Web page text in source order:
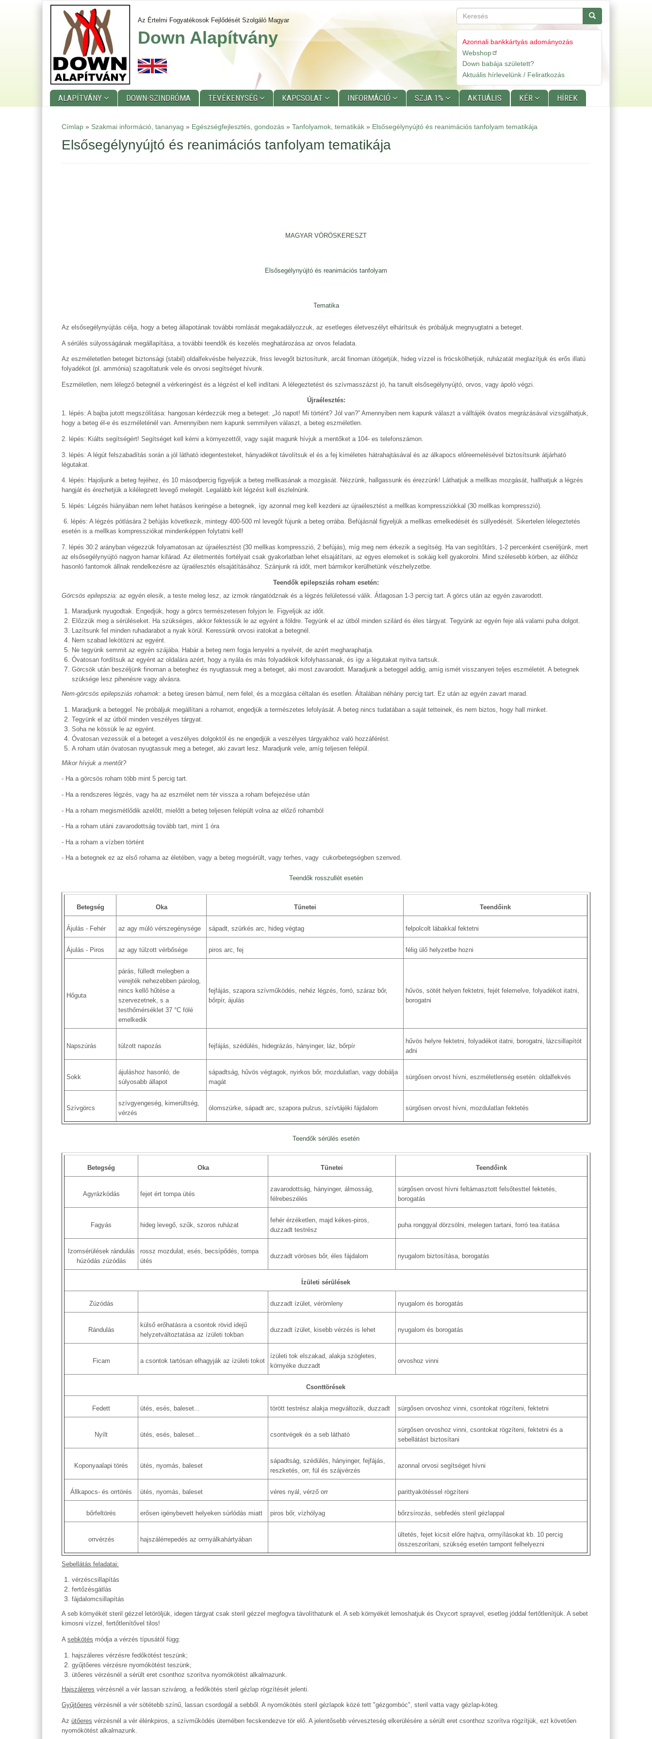
Az Értelmi Fogyatékosok Fejlődését Szolgáló Magyar
Down Alapítvány
Keresés Keresés
Gyorslinkek
Azonnali bankkártyás adományozás
Webshop
Down babája született?
Aktuális hírlevelünk / Feliratkozás
menu
ALAPÍTVÁNY DOWN-SZINDRÓMA TEVÉKENYSÉG KAPCSOLAT INFORMÁCIÓ SZJA 1% AKTUÁLIS KÉR HÍREK
Címlap » Szakmai információ, tananyag » Egészségfejlesztés, gondozás » Tanfolyamok, tematikák » Elsősegélynyújtó és reanimációs tanfolyam tematikája
Elsősegélynyújtó és reanimációs tanfolyam tematikája
MAGYAR VÖRÖSKERESZT
Elsősegélynyújtó és reanimációs tanfolyam
Tematika
Az elsősegélynyújtás célja, hogy a beteg állapotának további romlását megakadályozzuk, az esetleges életveszélyt elhárítsuk és próbáljuk megnyugtatni a beteget.
A sérülés súlyosságának megállapítása, a további teendők és kezelés meghatározása az orvos feladata.
Az eszméletetlen beteget biztonsági (stabil) oldalfekvésbe helyezzük, friss levegőt biztosítunk, arcát finoman ütögetjük, hideg vízzel is fröcskölhetjük, ruházatát meglazítjuk és erős illatú
folyadékot (pl. ammónia) szagoltatunk vele és orvosi segítséget hívunk.
Eszméletlen, nem lélegző betegnél a vérkeringést és a légzést el kell indítani. A lélegeztetést és szívmasszázst jó, ha tanult elsősegélynyújtó, orvos, vagy ápoló végzi.
Újraélesztés:
1. lépés: A bajba jutott megszólítása: hangosan kérdezzük meg a beteget: „Jó napot! Mi történt? Jól van?” Amennyiben nem kapunk választ a válltájék óvatos megrázásával vizsgálhatjuk,
hogy a beteg él-e és eszméleténél van. Amennyiben nem kapunk semmilyen választ, a beteg eszméletlen.
2. lépés: Kiálts segítségért! Segítséget kell kérni a környezettől, vagy saját magunk hívjuk a mentőket a 104- es telefonszámon.
3. lépés: A légút felszabadítás során a jól látható idegentesteket, hányadékot távolítsuk el és a fej kíméletes hátrahajtásával és az álkapocs előreemelésével biztosítsunk átjárható
légutakat.
4. lépés: Hajoljunk a beteg fejéhez, és 10 másodpercig figyeljük a beteg mellkasának a mozgását. Nézzünk, hallgassunk és érezzünk! Láthatjuk a mellkas mozgását, hallhatjuk a légzés
hangját és érezhetjük a kilélegzett levegő melegét. Legalább két légzést kell észlelnünk.
5. lépés: Légzés hiányában nem lehet hatásos keringése a betegnek, így azonnal meg kell kezdeni az újraélesztést a mellkas kompressziókkal (30 mellkas kompresszió).
6. lépés: A légzés pótlására 2 befújás következik, mintegy 400-500 ml levegőt fújunk a beteg orrába. Befújásnál figyeljük a mellkas emelkedését és süllyedését. Sikertelen lélegeztetés
esetén is a mellkas kompressziókat mindenképpen folytatni kell!
7. lépés 30:2 arányban végezzük folyamatosan az újraélesztést (30 mellkas kompresszió, 2 befújás), míg meg nem érkezik a segítség. Ha van segítőtárs, 1-2 percenként cseréljünk, mert
az elsősegélynyújtó nagyon hamar kifárad. Az életmentés fortélyait csak gyakorlatban lehet elsajátítani, az egyes elemeket is sokáig kell gyakorolni. Mind szélesebb körben, az élőhöz
hasonló fantomok állnak rendelkezésre az újraélesztés elsajátításához. Szánjunk rá időt, mert bármikor kerülhetünk vészhelyzetbe.
Teendők epilepsziás roham esetén:
Görcsös epilepszia: az egyén elesik, a teste meleg lesz, az izmok rángatódznak és a légzés felületessé válik. Átlagosan 1-3 percig tart. A görcs után az egyén zavarodott.
Maradjunk nyugodtak. Engedjük, hogy a görcs természetesen folyjon le. Figyeljük az időt.
Előzzük meg a sérüléseket. Ha szükséges, akkor fektessük le az egyént a földre. Tegyünk el az útból minden szilárd és éles tárgyat. Tegyünk az egyén feje alá valami puha dolgot.
Lazítsunk fel minden ruhadarabot a nyak körül. Keressünk orvosi iratokat a betegnél.
Nem szabad lekötözni az egyént.
Ne tegyünk semmit az egyén szájába. Habár a beteg nem fogja lenyelni a nyelvét, de azért megharaphatja.
Óvatosan fordítsuk az egyént az oldalára azért, hogy a nyála és más folyadékok kifolyhassanak, és így a légutakat nyitva tartsuk.
Görcsök után beszéljünk finoman a beteghez és nyugtassuk meg a beteget, aki most zavarodott. Maradjunk a beteggel addig, amíg ismét visszanyeri teljes eszméletét. A betegnek
szüksége lesz pihenésre vagy alvásra.
Nem-görcsös epilepsziás rohamok: a beteg üresen bámul, nem felel, és a mozgása céltalan és esetlen. Általában néhány percig tart. Ez után az egyén zavart marad.
Maradjunk a beteggel. Ne próbáljuk megállítani a rohamot, engedjük a természetes lefolyását. A beteg nincs tudatában a saját tetteinek, és nem biztos, hogy hall minket.
Tegyünk el az útból minden veszélyes tárgyat.
Soha ne kössük le az egyént.
Óvatosan vezessük el a beteget a veszélyes dolgoktól és ne engedjük a veszélyes tárgyakhoz való hozzáférést.
A roham után óvatosan nyugtassuk meg a beteget, aki zavart lesz. Maradjunk vele, amíg teljesen felépül.
Mikor hívjuk a mentőt?
- Ha a görcsös roham több mint 5 percig tart.
- Ha a rendszeres légzés, vagy ha az eszmélet nem tér vissza a roham befejezése után
- Ha a roham megismétlődik azelőtt, mielőtt a beteg teljesen felépült volna az előző rohamból
- Ha a roham utáni zavarodottság tovább tart, mint 1 óra
- Ha a roham a vízben történt
- Ha a betegnek ez az első rohama az életében, vagy a beteg megsérült, vagy terhes, vagy cukorbetegségben szenved.
Teendők rosszullét esetén
Betegség Oka Tünetei Teendőink
Ájulás - Fehér az agy múló vérszegénysége sápadt, szürkés arc, hideg végtag felpolcolt lábakkal fektetni
Ájulás - Piros az agy túlzott vérbősége piros arc, fej félig ülő helyzetbe hozni
Hőguta
párás, fülledt melegben a
verejték nehezebben párolog,
nincs kellő hűtése a
szervezetnek, s a
testhőmérséklet 37 °C fölé
emelkedik
fejfájás, szapora szívműködés, nehéz légzés, forró, száraz bőr,
bőrpír, ájulás
hűvös, sötét helyen fektetni, fejét felemelve, folyadékot itatni,
borogatni
Napszúrás túlzott napozás fejfájás, szédülés, hidegrázás, hányinger, láz, bőrpír
hűvös helyre fektetni, folyadékot itatni, borogatni, lázcsillapítót
adni
Sokk
ájuláshoz hasonló, de
súlyosabb állapot
sápadtság, hűvös végtagok, nyirkos bőr, mozdulatlan, vagy dobálja
magát
sürgősen orvost hívni, eszméletlenség esetén: oldalfekvés
Szívgörcs
szívgyengeség, kimerültség,
vérzés
ólomszürke, sápadt arc, szapora pulzus, szívtájéki fájdalom sürgősen orvost hívni, mozdulatlan fektetés
Teendők sérülés esetén
Betegség Oka Tünetei Teendőink
Agyrázkódás fejet ért tompa ütés
zavarodottság, hányinger, álmosság,
félrebeszélés
sürgősen orvost hívni feltámasztott felsőtesttel fektetés,
borogatás
Fagyás hideg levegő, szűk, szoros ruházat
fehér érzéketlen, majd kékes-piros,
duzzadt testrész
puha ronggyal dörzsölni, melegen tartani, forró tea itatása
Izomsérülések rándulás
húzódás zúzódás
rossz mozdulat, esés, becsípődés, tompa
ütés
duzzadt vöröses bőr, éles fájdalom nyugalom biztosítása, borogatás
Ízületi sérülések
Zúzódás duzzadt ízület, vérömleny nyugalom és borogatás
Rándulás
külső erőhatásra a csontok rövid idejű
helyzetváltoztatása az ízületi tokban
duzzadt ízület, kisebb vérzés is lehet nyugalom és borogatás
Ficam a csontok tartósan elhagyják az ízületi tokot
ízületi tok elszakad, alakja szögletes,
környéke duzzadt
orvoshoz vinni
Csonttörések
Fedett ütés, esés, baleset... törött testrész alakja megváltozik, duzzadt sürgősen orvoshoz vinni, csontokat rögzíteni, fektetni
Nyílt ütés, esés, baleset... csontvégek és a seb látható
sürgősen orvoshoz vinni, csontokat rögzíteni, fektetni és a
sebellátást biztosítani
Koponyaalapi törés ütés, nyomás, baleset
sápadtság, szédülés, hányinger, fejfájás,
reszketés, orr, fül és szájvérzés
azonnal orvosi segítséget hívni
Állkapocs- és orrtörés ütés, nyomás, baleset véres nyál, vérző orr parittyakötéssel rögzíteni
bőrfeltörés erősen igénybevett helyeken súrlódás miatt piros bőr, vízhólyag bőrzsírozás, sebfedés steril gézlappal
orrvérzés hajszálérrepedés az orrnyálkahártyában
ültetés, fejet kicsit előre hajtva, orrnyílásokat kb. 10 percig
összeszorítani, szükség esetén tampont felhelyezni
Sebellátás feladatai:
vérzéscsillapítás
fertőzésgátlás
fájdalomcsillapítás
A seb környékét steril gézzel letöröljük, idegen tárgyat csak steril gézzel megfogva távolíthatunk el. A seb környékét lemoshatjuk és Oxycort sprayvel, esetleg jóddal fertőtlenítjük. A sebet
kimosni vízzel, fertőtlenítővel tilos!
A sebkötés módja a vérzés típusától függ:
hajszáleres vérzésre fedőkötést teszünk;
gyűjtőeres vérzésre nyomókötést teszünk;
ütőeres vérzésnél a sérült eret csonthoz szorítva nyomókötést alkalmazunk.
Hajszáleres vérzésnél a vér lassan szivárog, a fedőkötés steril gézlap rögzítését jelenti.
Gyűjtőeres vérzésnél a vér sötétebb színű, lassan csordogál a sebből. A nyomókötés steril gézlapok közé tett "gézgombóc", steril vatta vagy gézlap-köteg.
Az ütőeres vérzésnél a vér élénkpiros, a szívműködés ütemében fecskendezve tör elő. A jelentősebb vérveszteség elkerülésére a sérült eret csonthoz szorítva rögzítjük, ezt követően
nyomókötést alkalmazunk.